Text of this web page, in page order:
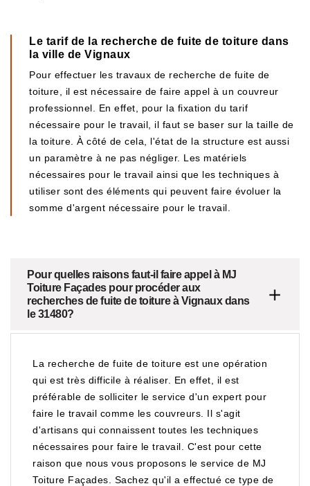
Le tarif de la recherche de fuite de toiture dans
la ville de Vignaux
Pour effectuer les travaux de recherche de fuite de
toiture, il est nécessaire de faire appel à un couvreur
professionnel. En effet, pour la fixation du tarif
nécessaire pour le travail, il faut se baser sur la taille de
la toiture. À côté de cela, l'état de la structure est aussi
un paramètre à ne pas négliger. Les matériels
nécessaires pour le travail ainsi que les techniques à
utiliser sont des éléments qui peuvent faire évoluer la
somme d'argent nécessaire pour le travail.
Pour quelles raisons faut-il faire appel à MJ
Toiture Façades pour procéder aux
recherches de fuite de toiture à Vignaux dans
le 31480?
La recherche de fuite de toiture est une opération
qui est très difficile à réaliser. En effet, il est
préférable de solliciter le service d'un expert pour
faire le travail comme les couvreurs. Il s'agit
d'artisans qui connaissent toutes les techniques
nécessaires pour faire le travail. C'est pour cette
raison que nous vous proposons le service de MJ
Toiture Façades. Sachez qu'il a effectué ce type de